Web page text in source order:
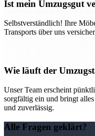
Ist mein Umzugsgut
Selbstverständlich! Ihre
Transports über uns
Wie läuft der
Unser Team erscheint
sorgfältig ein und bringt
und zuverlässig.
Alle Fragen geklärt?